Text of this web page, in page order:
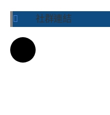
社群連結